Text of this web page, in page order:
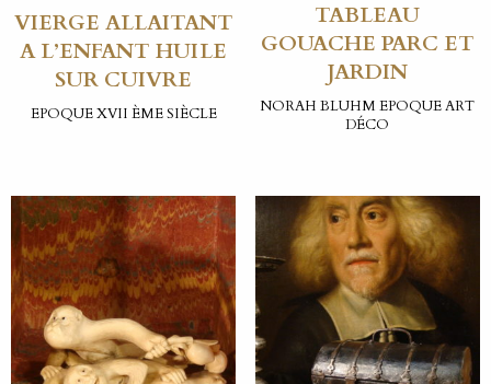
VIERGE ALLAITANT
A L’ENFANT HUILE
SUR CUIVRE
EPOQUE XVII ÈME SIÈCLE
TABLEAU
GOUACHE PARC ET
JARDIN
NORAH BLUHM EPOQUE ART
DÉCO